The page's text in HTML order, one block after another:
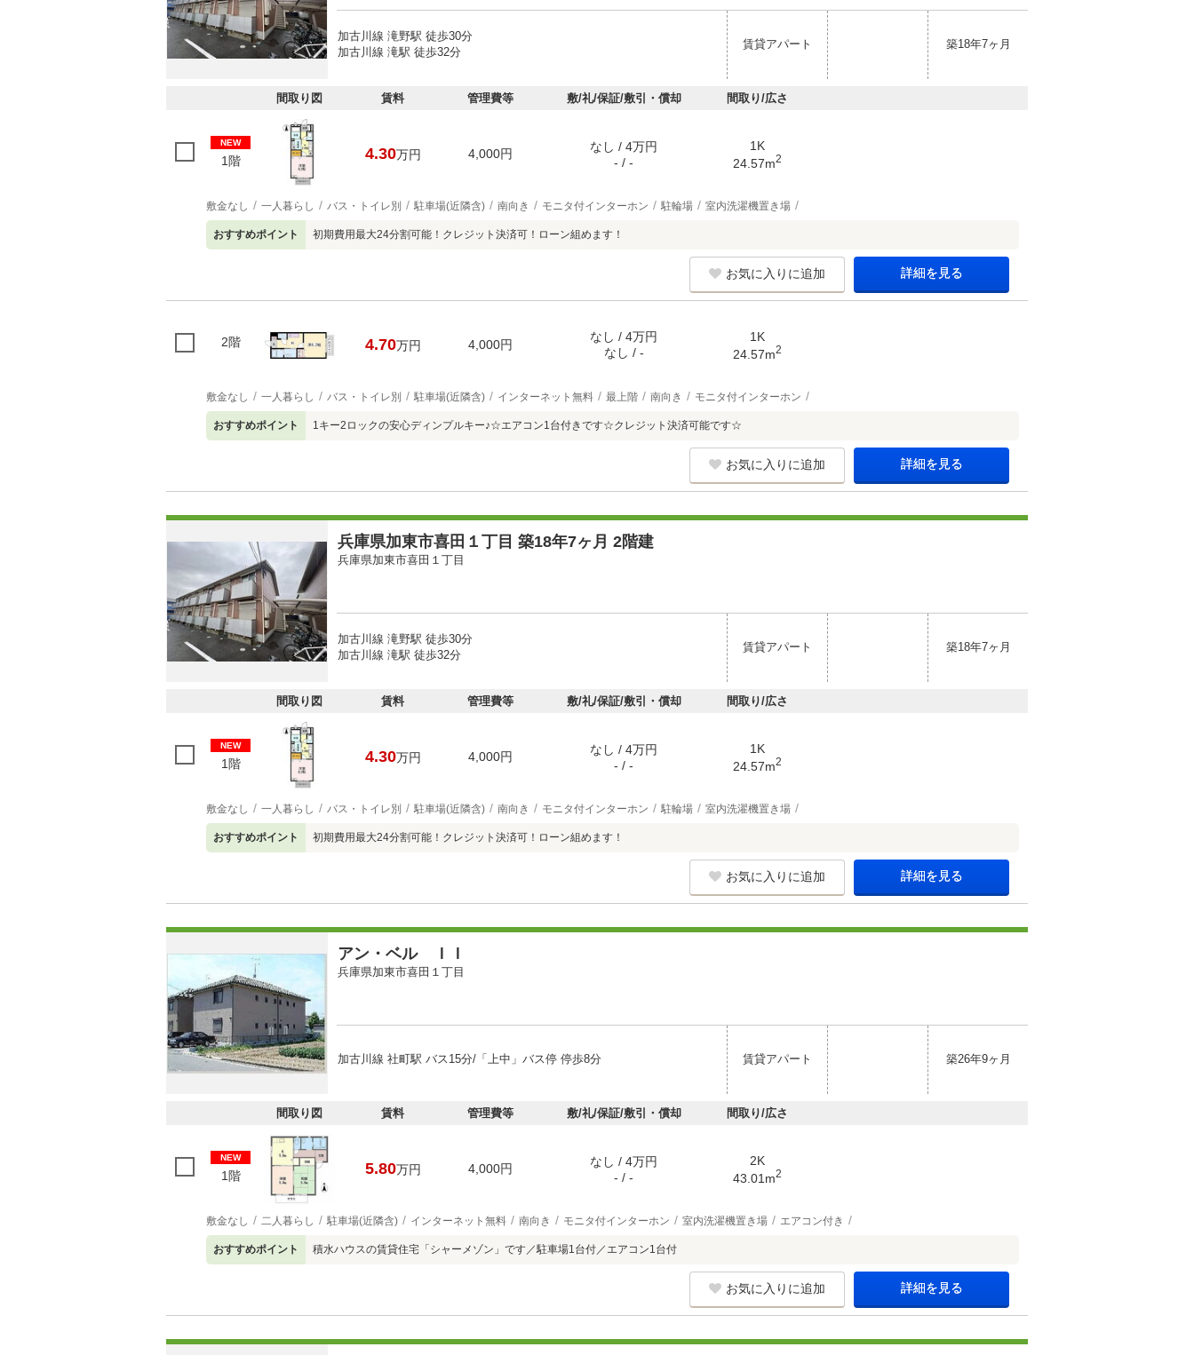
加古川線 滝野駅 徒歩30分
加古川線 滝駅 徒歩32分
賃貸アパート 築18年7ヶ月
間取り図 賃料 管理費等 敷/礼/保証/敷引・償却 間取り/広さ
NEW
1階 4.30万円 4,000円
なし / 4万円
- / -
1K
24.57m2
敷金なし 一人暮らし バス・トイレ別 駐車場(近隣含) 南向き モニタ付インターホン 駐輪場 室内洗濯機置き場
おすすめポイント 初期費用最大24分割可能！クレジット決済可！ローン組めます！
お気に入りに追加 詳細を見る
2階 4.70万円 4,000円
なし / 4万円
なし / -
1K
24.57m2
敷金なし 一人暮らし バス・トイレ別 駐車場(近隣含) インターネット無料 最上階 南向き モニタ付インターホン
おすすめポイント 1キー2ロックの安心ディンプルキー♪☆エアコン1台付きです☆クレジット決済可能です☆
お気に入りに追加 詳細を見る
兵庫県加東市喜田１丁目 築18年7ヶ月 2階建
兵庫県加東市喜田１丁目
加古川線 滝野駅 徒歩30分
加古川線 滝駅 徒歩32分
賃貸アパート 築18年7ヶ月
間取り図 賃料 管理費等 敷/礼/保証/敷引・償却 間取り/広さ
NEW
1階 4.30万円 4,000円
なし / 4万円
- / -
1K
24.57m2
敷金なし 一人暮らし バス・トイレ別 駐車場(近隣含) 南向き モニタ付インターホン 駐輪場 室内洗濯機置き場
おすすめポイント 初期費用最大24分割可能！クレジット決済可！ローン組めます！
お気に入りに追加 詳細を見る
アン・ベル ＩＩ
兵庫県加東市喜田１丁目
加古川線 社町駅 バス15分/「上中」バス停 停歩8分 賃貸アパート 築26年9ヶ月
間取り図 賃料 管理費等 敷/礼/保証/敷引・償却 間取り/広さ
NEW
1階 5.80万円 4,000円
なし / 4万円
- / -
2K
43.01m2
敷金なし 二人暮らし 駐車場(近隣含) インターネット無料 南向き モニタ付インターホン 室内洗濯機置き場 エアコン付き
おすすめポイント 積水ハウスの賃貸住宅「シャーメゾン」です／駐車場1台付／エアコン1台付
お気に入りに追加 詳細を見る